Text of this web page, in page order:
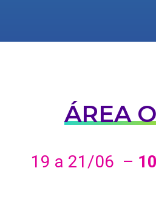
ÁREA
19 a 21/06 –